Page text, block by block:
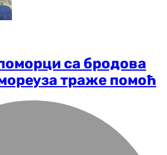
са бродова
траже помоћ